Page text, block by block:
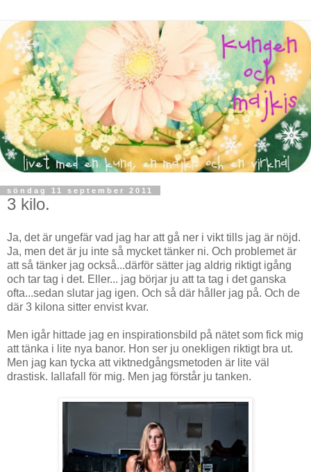
söndag 11 september 2011
3 kilo.
Ja, det är ungefär vad jag har att gå ner i vikt tills jag är nöjd.
Ja, men det är ju inte så mycket tänker ni. Och problemet är
att så tänker jag också...därför sätter jag aldrig riktigt igång
och tar tag i det. Eller... jag börjar ju att ta tag i det ganska
ofta...sedan slutar jag igen. Och så där håller jag på. Och de
där 3 kilona sitter envist kvar.
Men igår hittade jag en inspirationsbild på nätet som fick mig
att tänka i lite nya banor. Hon ser ju onekligen riktigt bra ut.
Men jag kan tycka att viktnedgångsmetoden är lite väl
drastisk. Iallafall för mig. Men jag förstår ju tanken.